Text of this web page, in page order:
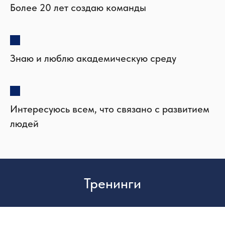
Более 20 лет создаю команды
Знаю и люблю академическую среду
Интересуюсь всем, что связано с развитием
людей
Тренинги